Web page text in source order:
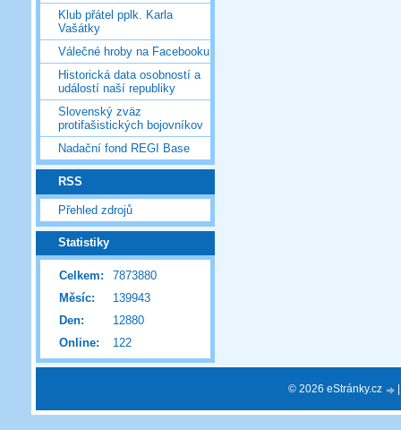
Klub přátel pplk. Karla
Vašátky
Válečné hroby na Facebooku
Historická data osobností a
událostí naší republiky
Slovenský zväz
protifašistických bojovníkov
Nadační fond REGI Base
RSS
Přehled zdrojů
Statistiky
Online: 122
Celkem:
7873880
Měsíc:
139943
Den:
12880
© 2026 eStránky.cz